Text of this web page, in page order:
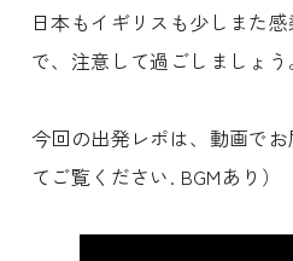
日本もイギリスも少しまた
で、注意して過ごしましょう
今回の出発レポは、動画で
てご覧ください. BGMあり）